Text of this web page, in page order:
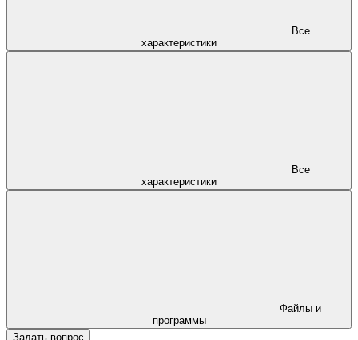
характеристики
характеристики
программы
Задать вопрос